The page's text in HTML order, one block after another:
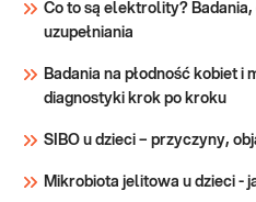
dietetykiem
(badania,
konsultacja
dietetyczna
żywieniowy)
Wykonanie
świadomego
zestaw badań
organizmu.
Co to są elektrolity?
uzupełniania
Badania na płodność kobiet i
diagnostyki krok po kroku
SIBO u dzieci – przyczyny,
Mikrobiota jelitowa u dzieci -